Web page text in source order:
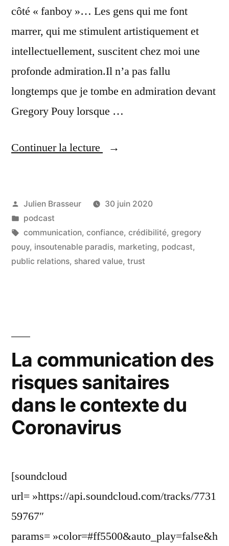
côté « fanboy »… Les gens qui me font
marrer, qui me stimulent artistiquement et
intellectuellement, suscitent chez moi une
profonde admiration.Il n’a pas fallu
longtemps que je tombe en admiration devant
Gregory Pouy lorsque …
Continuer la lecture
« Gregory
son
Livre
"Insoutenable
Paradis" »
Publié
par
Julien Brasseur
30 juin 2020
Publié
dans
podcast
Étiquettes :
communication, confiance, crédibilité, gregory
pouy, insoutenable paradis, marketing, podcast,
public relations, shared value, trust
La communication des
risques sanitaires
dans le contexte du
Coronavirus
[soundcloud
url= »https://api.soundcloud.com/tracks/7731
59767″
params= »color=#ff5500&auto_play=false&h